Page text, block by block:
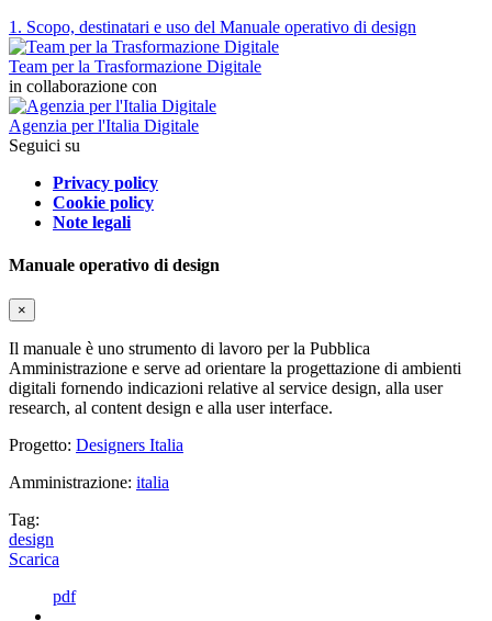
1. Scopo, destinatari e uso del Manuale operativo di design
Team per la Trasformazione Digitale
in collaborazione con
Agenzia per l'Italia Digitale
Seguici su
Privacy policy
Cookie policy
Note legali
Manuale operativo di design
×
Il manuale è uno strumento di lavoro per la Pubblica
Amministrazione e serve ad orientare la progettazione di ambienti
digitali fornendo indicazioni relative al service design, alla user
research, al content design e alla user interface.
Progetto: Designers Italia
Amministrazione: italia
Tag:
design
Scarica
pdf